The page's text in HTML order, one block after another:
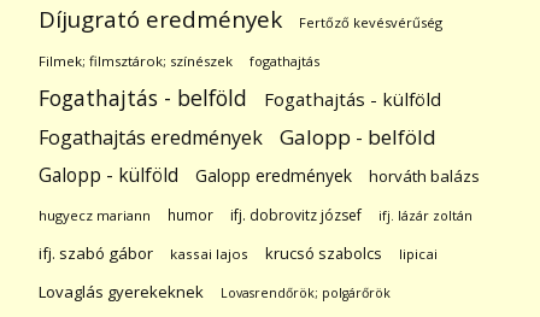
Díjugrató eredmények Fertőző kevésvérűség
Filmek; filmsztárok; színészek fogathajtás
Fogathajtás - belföld Fogathajtás - külföld
Fogathajtás eredmények Galopp - belföld
Galopp - külföld Galopp eredmények horváth balázs
hugyecz mariann humor ifj. dobrovitz józsef ifj. lázár zoltán
ifj. szabó gábor kassai lajos krucsó szabolcs lipicai
Lovaglás gyerekeknek Lovasrendőrök; polgárőrök